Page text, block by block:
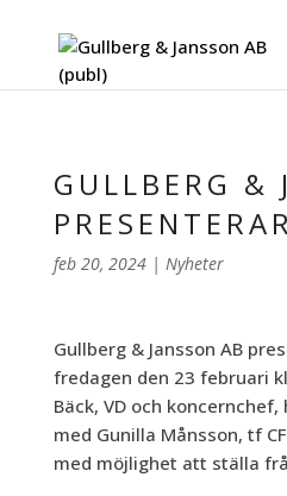
GULLBERG &
feb 20, 2024| Nyheter
Gullberg & Jansson AB
fredagen den 23 februari
Bäck, VD och
med Gunilla Månsson, tf
med möjlighet att ställa